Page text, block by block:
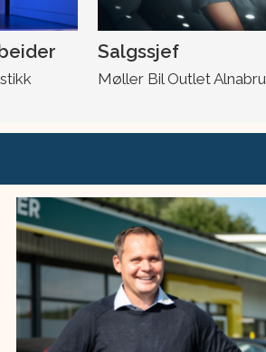
Salgssjef
Møller Bil Outlet Alnabru